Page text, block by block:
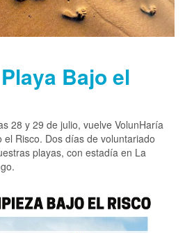
Bajo el
28 y 29 de julio, vuelve VolunHaría
el Risco. Dos días de voluntariado
playas, con estadía en La